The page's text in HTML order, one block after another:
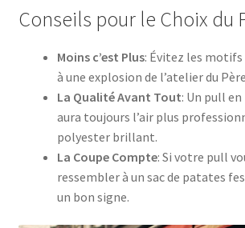
Conseils pour le Choix du
Moins c’est Plus: Évitez les
à une explosion de l’atelier du
La Qualité Avant Tout: Un pull
aura toujours l’air plus
polyester brillant.
La Coupe Compte: Si votre pull
ressembler à un sac de patates
un bon signe.